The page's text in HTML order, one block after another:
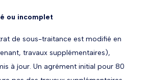
ou incomplet
de sous-traitance est modifié en
travaux supplémentaires),
à jour. Un agrément initial pour 80